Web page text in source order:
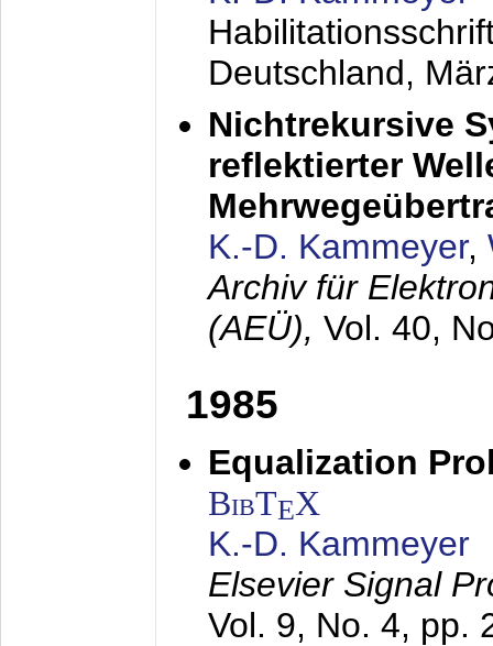
Deutschland,
Nichtrekursive
reflektierter
K.-D. Kammeyer,
Archiv für
(AEÜ), Vol. 40,
1985
Equalization
BibTEX
K.-D. Kammeyer
Elsevier Signal
Vol. 9, No. 4, pp.